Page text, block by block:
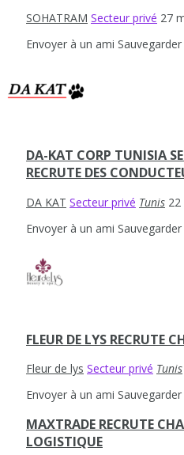
SOHATRAM Secteur privé 27
Envoyer à un ami Sauvegarder
DA-KAT CORP TUNISIA
RECRUTE DES
DA KAT Secteur privé Tunis
Envoyer à un ami Sauvegarder
FLEUR DE LYS RECRUTE
Fleur de lys Secteur privé Tunis
Envoyer à un ami Sauvegarder
MAXTRADE RECRUTE
LOGISTIQUE